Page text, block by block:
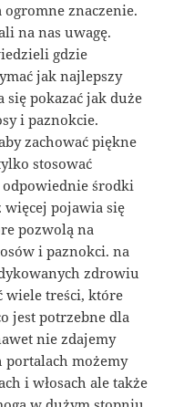
znaczenie.
na nas uwagę.
gdzie
jak najlepszy
pokazać jak duże
i paznokcie.
zachować piękne
stosować
odpowiednie środki
więcej pojawia się
pozwolą na
i paznokci. na
zdrowiu
wiele treści, które
jest potrzebne dla
nie zdajemy
portalach możemy
i włosach ale także